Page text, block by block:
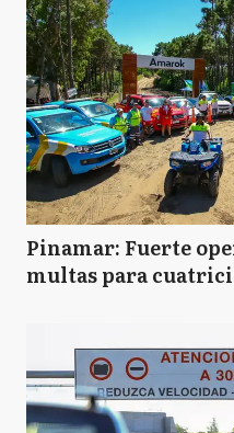
Pinamar: Fuerte
multas para